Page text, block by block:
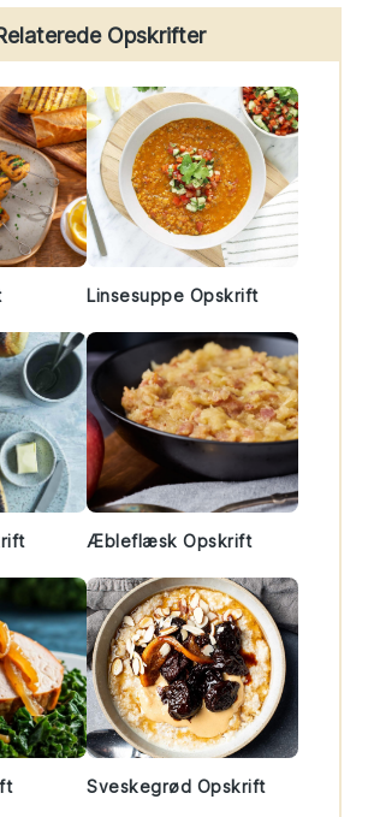
Opskrifter
Linsesuppe Opskrift
Æbleflæsk Opskrift
Sveskegrød Opskrift